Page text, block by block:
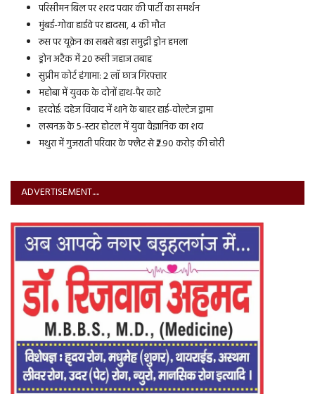
परिसीमन बिल पर शरद पवार की पार्टी का समर्थन
मुंबई-गोवा हाईवे पर हादसा, 4 की मौत
रूस पर यूक्रेन का सबसे बड़ा समुद्री ड्रोन हमला
ड्रोन अटैक में 20 रूसी जहाज तबाह
सुप्रीम कोर्ट हंगामा: 2 लॉ छात्र गिरफ्तार
महोबा में युवक के दोनों हाथ-पैर काटे
हरदोई: दहेज विवाद में थाने के बाहर हाई-वोल्टेज ड्रामा
लखनऊ के 5-स्टार होटल में युवा वैज्ञानिक का शव
मथुरा में गुजराती परिवार के फ्लैट से ₹2.90 करोड़ की चोरी
ADVERTISEMENT.....